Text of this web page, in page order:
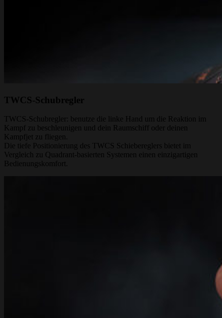
TWCS-Schubregler
TWCS-Schubregler: benutze die linke Hand um die Reaktion im
Kampf zu beschleunigen und dein Raumschiff oder deinen
Kampfjet zu fliegen.
Die tiefe Positionierung des TWCS Schiebereglers bietet im
Vergleich zu Quadrant-basierten Systemen einen einzigartigen
Bedienungskomfort.